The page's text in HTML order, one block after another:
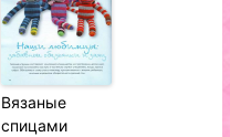
Вязаные
спицами